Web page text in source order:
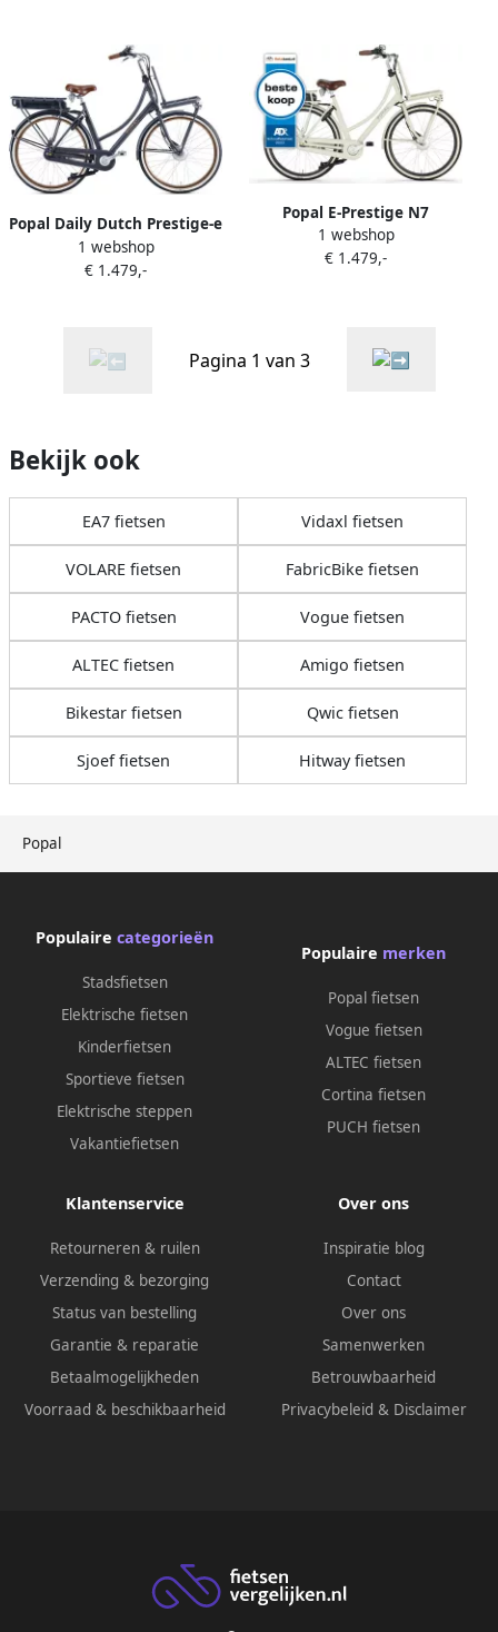
Popal
Rollerbrake Matzwart
Popal Daily Dutch Prestige-e
Fiets (elektrisch)
1 webshop
€ 1.479,-
Popal E-Prestige N7
Elektrische fiets
1 webshop
€ 1.479,-
Pagina 1 van 3
Bekijk ook
EA7 fietsen Vidaxl fietsen
VOLARE fietsen FabricBike fietsen
PACTO fietsen Vogue fietsen
ALTEC fietsen Amigo fietsen
Bikestar fietsen Qwic fietsen
Sjoef fietsen Hitway fietsen
Populaire categorieën
Stadsfietsen
Elektrische fietsen
Kinderfietsen
Sportieve fietsen
Elektrische steppen
Vakantiefietsen
Populaire merken
Popal fietsen
Vogue fietsen
ALTEC fietsen
Cortina fietsen
PUCH fietsen
Klantenservice
Retourneren & ruilen
Verzending & bezorging
Status van bestelling
Garantie & reparatie
Betaalmogelijkheden
Voorraad & beschikbaarheid
Over ons
Inspiratie blog
Contact
Over ons
Samenwerken
Betrouwbaarheid
Privacybeleid & Disclaimer